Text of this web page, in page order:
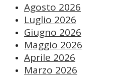
Agosto 2026
Luglio 2026
Giugno 2026
Maggio 2026
Aprile 2026
Marzo 2026